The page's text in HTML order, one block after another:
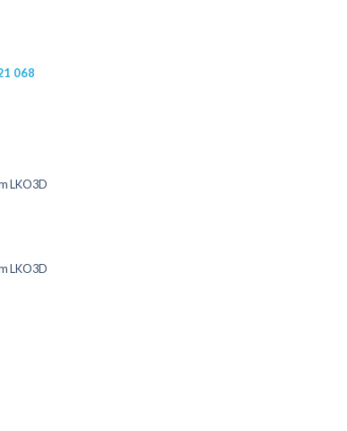
068
LKO3D
LKO3D